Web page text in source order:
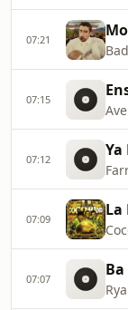
07:21
07:15
07:12 Ya
07:09 La
07:07